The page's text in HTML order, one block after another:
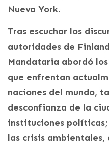
Nueva York.
Tras escuchar los
autoridades de
Mandataria abordó
que enfrentan
naciones del mundo,
desconfianza de la
instituciones
las crisis